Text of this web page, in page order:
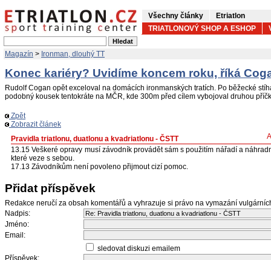
Všechny články
Etriatlon
TRIATLONOVÝ SHOP A ESHOP
Magazín > Ironman, dlouhý TT
Konec kariéry? Uvidíme koncem roku, říká
Rudolf Cogan opět exceloval na domácích ironmanských tratích. Po běžecké
podobný kousek tentokráte na MČR, kde 300m před cílem vybojoval druhou
Zpět
Zobrazit článek
Pravidla triatlonu, duatlonu a kvadriatlonu - ČSTT
13.15 Veškeré opravy musí závodník provádět sám s použitím nářadí a
které veze s sebou.
17.13 Závodníkům není povoleno přijmout cizí pomoc.
Přidat příspěvek
Redakce neručí za obsah komentářů a vyhrazuje si právo na vymazání
Nadpis:
Jméno:
Email:
sledovat diskuzi emailem
Příspěvek: